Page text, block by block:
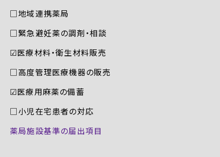
□地域連携薬局
□緊急避妊薬の調剤・相談
☑︎医療材料・衛生材料販売
□高度管理医療機器の販売
☑︎医療用麻薬の備蓄
□小児在宅患者の対応
薬局施設基準の届出項目